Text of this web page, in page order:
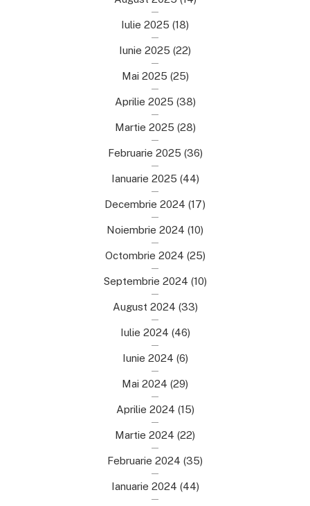
Iulie 2025 (18)
Iunie 2025 (22)
Mai 2025 (25)
Aprilie 2025 (38)
Martie 2025 (28)
Februarie 2025 (36)
Ianuarie 2025 (44)
Decembrie 2024 (17)
Noiembrie 2024 (10)
Octombrie 2024 (25)
Septembrie 2024 (10)
August 2024 (33)
Iulie 2024 (46)
Iunie 2024 (6)
Mai 2024 (29)
Aprilie 2024 (15)
Martie 2024 (22)
Februarie 2024 (35)
Ianuarie 2024 (44)